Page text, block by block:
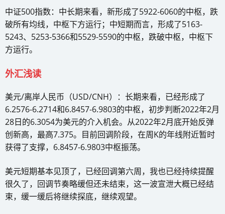
中证500指数：中长期来看，新形成了5922-6060的中枢，跌
破所有均线，中枢下方运行；中短期而言，形成了5163-
5243、5253-5366和5529-5590的中枢，跌破中枢，中枢下
方运行。
外汇浅读
美元/离岸人民币（USD/CNH）：长期来看，已经形成了
6.2576-6.2714和6.8457-6.9803的中枢，初步判断2022年2月
28日的6.3054为美元的介入机会。从2022年2月底开始反弹
创新高，最高7.375。目前回调阶段，在周K的年线附近暂时
获得了支撑，6.8457-6.9803中枢振荡。
美元短期基本见顶了，已经回调第六周，我也已经持续提醒
很久了，回调节奏略缓但还未结束，这一波宣泄大概已经结
束，缓一缓后将继续探底，继续观望。